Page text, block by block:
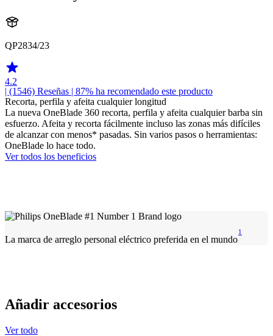
QP2834/23
4.2
| (1546) Reseñas | 87% ha recomendado este producto
Recorta, perfila y afeita cualquier longitud
La nueva OneBlade 360 recorta, perfila y afeita cualquier barba sin
esfuerzo. Afeita y recorta fácilmente incluso las zonas más difíciles
de alcanzar con menos* pasadas. Sin varios pasos o herramientas:
OneBlade lo hace todo.
Ver todos los beneficios
La marca de arreglo personal eléctrico preferida en el mundo
1
Añadir accesorios
Ver todo